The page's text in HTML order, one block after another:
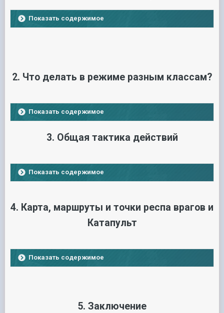
Показать содержимое
2. Что делать в режиме разным классам?
Показать содержимое
3. Общая тактика действий
Показать содержимое
4. Карта, маршруты и точки респа врагов и
Катапульт
Показать содержимое
5. Заключение